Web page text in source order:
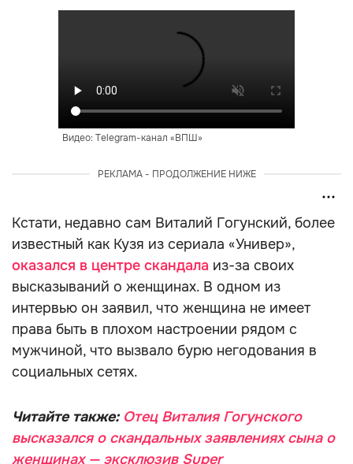
Видео: Telegram-канал «ВПШ»
РЕКЛАМА - ПРОДОЛЖЕНИЕ НИЖЕ
Кстати, недавно сам Виталий Гогунский, более
известный как Кузя из сериала «Универ»,
оказался в центре скандала из-за своих
высказываний о женщинах. В одном из
интервью он заявил, что женщина не имеет
права быть в плохом настроении рядом с
мужчиной, что вызвало бурю негодования в
социальных сетях.
Читайте также: Отец Виталия Гогунского
высказался о скандальных заявлениях сына о
женщинах — эксклюзив Super